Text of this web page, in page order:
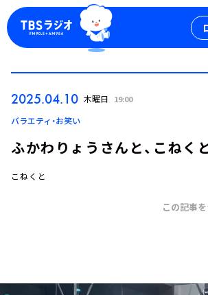
ログイン
トピックス
2025.04.10 木曜日 19:00
バラエティ・お笑い
ふかわりょうさんと、こねくと
こねくと
この記事